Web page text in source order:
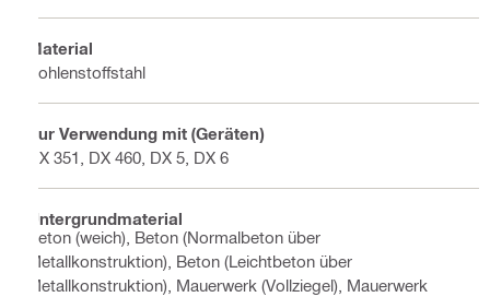
Material
Kohlenstoffstahl
Zur Verwendung mit (Geräten)
DX 351, DX 460, DX 5, DX 6
Untergrundmaterial
Beton (weich), Beton (Normalbeton über
Metallkonstruktion), Beton (Leichtbeton über
Metallkonstruktion), Mauerwerk (Vollziegel), Mauerwerk